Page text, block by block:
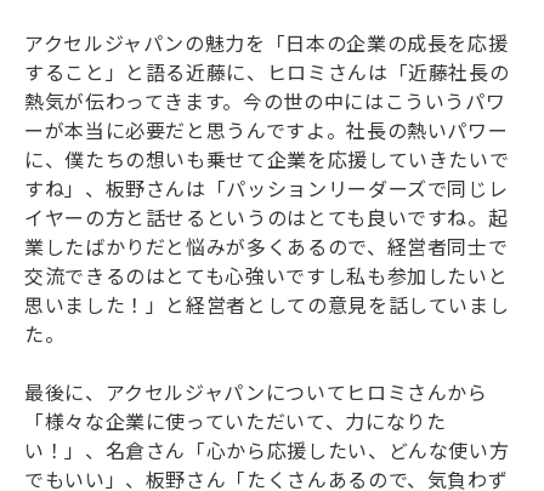
アクセルジャパンの魅力を「日本の企業の成長を応援
すること」と語る近藤に、ヒロミさんは「近藤社長の
熱気が伝わってきます。今の世の中にはこういうパワ
ーが本当に必要だと思うんですよ。社長の熱いパワー
に、僕たちの想いも乗せて企業を応援していきたいで
すね」、板野さんは「パッションリーダーズで同じレ
イヤーの方と話せるというのはとても良いですね。起
業したばかりだと悩みが多くあるので、経営者同士で
交流できるのはとても心強いですし私も参加したいと
思いました！」と経営者としての意見を話していまし
た。
最後に、アクセルジャパンについてヒロミさんから
「様々な企業に使っていただいて、力になりた
い！」、名倉さん「心から応援したい、どんな使い方
でもいい」、板野さん「たくさんあるので、気負わず